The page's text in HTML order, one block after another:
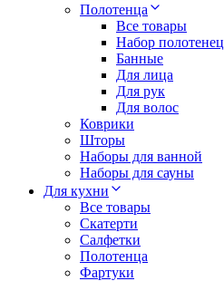
Полотенца
Все товары
Набор полотенец
Банные
Для лица
Для рук
Для волос
Коврики
Шторы
Наборы для ванной
Наборы для сауны
Для кухни
Все товары
Скатерти
Салфетки
Полотенца
Фартуки